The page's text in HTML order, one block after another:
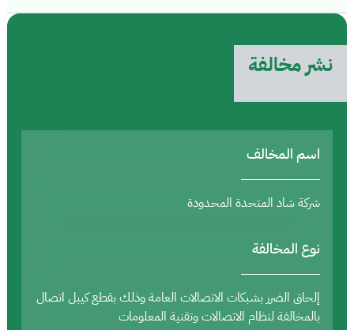
نشر مخالفة
اسم المخالف
شركة شاد المتحدة المحدودة
نوع المخالفة
إلحاق الضرر بشبكات الاتصالات العامة وذلك بقطع كيبل اتصال
بالمخالفة لنظام الاتصالات وتقنية المعلومات